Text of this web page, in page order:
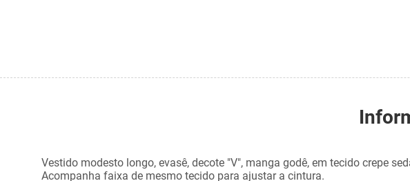
Vestido modesto longo, evasê, decote "V", manga godê, em tecido crepe
Acompanha faixa de mesmo tecido para ajustar a cintura.